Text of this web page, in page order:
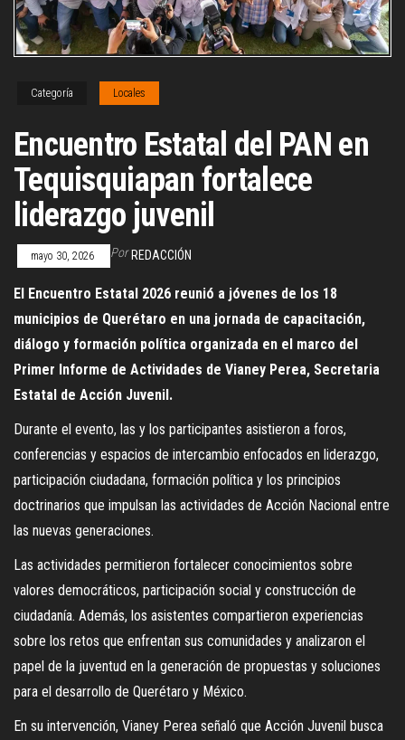
Categoría Locales
Encuentro Estatal del PAN en
Tequisquiapan fortalece
liderazgo juvenil
mayo 30, 2026 Por REDACCIÓN
El Encuentro Estatal 2026 reunió a jóvenes de los 18
municipios de Querétaro en una jornada de capacitación,
diálogo y formación política organizada en el marco del
Primer Informe de Actividades de Vianey Perea, Secretaria
Estatal de Acción Juvenil.
Durante el evento, las y los participantes asistieron a foros,
conferencias y espacios de intercambio enfocados en liderazgo,
participación ciudadana, formación política y los principios
doctrinarios que impulsan las actividades de Acción Nacional entre
las nuevas generaciones.
Las actividades permitieron fortalecer conocimientos sobre
valores democráticos, participación social y construcción de
ciudadanía. Además, los asistentes compartieron experiencias
sobre los retos que enfrentan sus comunidades y analizaron el
papel de la juventud en la generación de propuestas y soluciones
para el desarrollo de Querétaro y México.
En su intervención, Vianey Perea señaló que Acción Juvenil busca